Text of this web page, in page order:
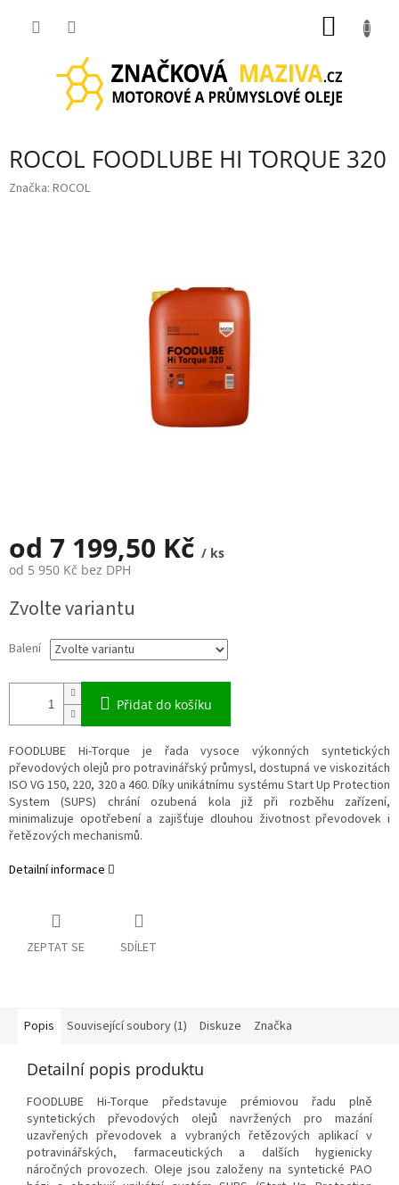
ROCOL FOODLUBE HI TORQUE 320
Značka: ROCOL
od 7 199,50 Kč / ks
od 5 950 Kč bez DPH
cena:
Zvolte variantu
Balení
Přidat do košíku
FOODLUBE Hi-Torque je řada vysoce výkonných syntetických
převodových olejů pro potravinářský průmysl, dostupná ve viskozitách
ISO VG 150, 220, 320 a 460. Díky unikátnímu systému Start Up Protection
System (SUPS) chrání ozubená kola již při rozběhu zařízení,
minimalizuje opotřebení a zajišťuje dlouhou životnost převodovek i
řetězových mechanismů.
Detailní informace
ZEPTAT SE SDÍLET
Popis Související soubory (1) Diskuze Značka
Detailní popis produktu
FOODLUBE Hi-Torque představuje prémiovou řadu plně
syntetických převodových olejů navržených pro mazání
uzavřených převodovek a vybraných řetězových aplikací v
potravinářských, farmaceutických a dalších hygienicky
náročných provozech. Oleje jsou založeny na syntetické PAO